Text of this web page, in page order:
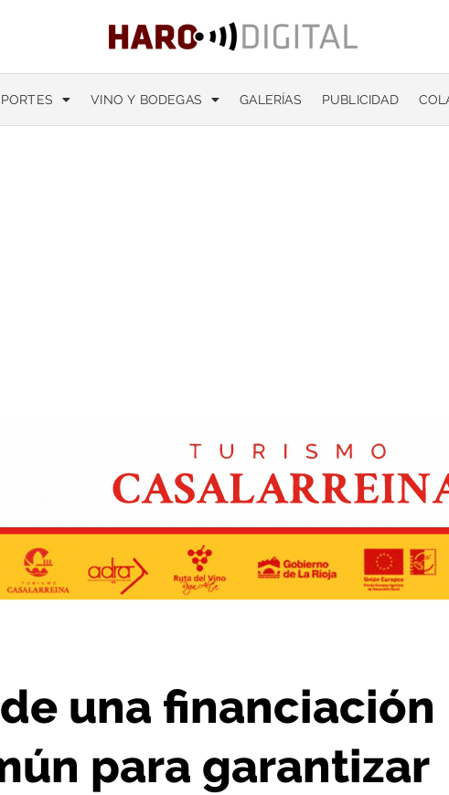
VINO Y BODEGAS GALERÍAS PUBLICIDAD
garantizar la igualdad y atender las desventajas de La Rioja
una financiación
para garantizar